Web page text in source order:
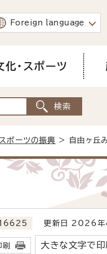
Foreign language
化・スポーツ
スポーツの振興 > 自由ヶ丘
更新日 2026年
刷 大きな文字で印